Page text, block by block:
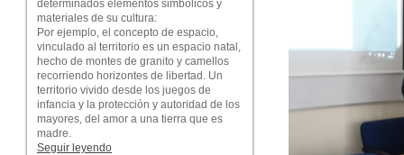
determinados elementos simbólicos y
materiales de su cultura:
Por ejemplo, el concepto de espacio,
vinculado al territorio es un espacio natal,
hecho de montes de granito y camellos
recorriendo horizontes de libertad. Un
territorio vivido desde los juegos de
infancia y la protección y autoridad de los
mayores, del amor a una tierra que es
madre.
Seguir leyendo